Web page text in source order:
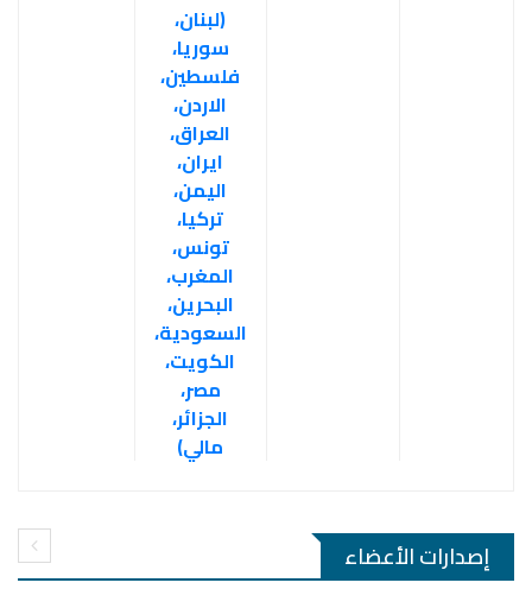
(لبنان،
سوريا،
فلسطين،
الاردن،
العراق،
ايران،
اليمن،
تركيا،
تونس،
المغرب،
البحرين،
السعودية،
الكويت،
مصر،
الجزائر،
مالي)
إصدارات الأعضاء